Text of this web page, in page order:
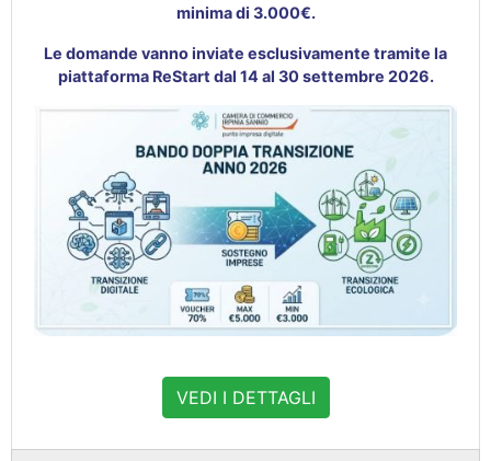
minima di 3.000€.
Le domande vanno inviate esclusivamente tramite la
piattaforma ReStart dal 14 al 30 settembre 2026.
VEDI I DETTAGLI